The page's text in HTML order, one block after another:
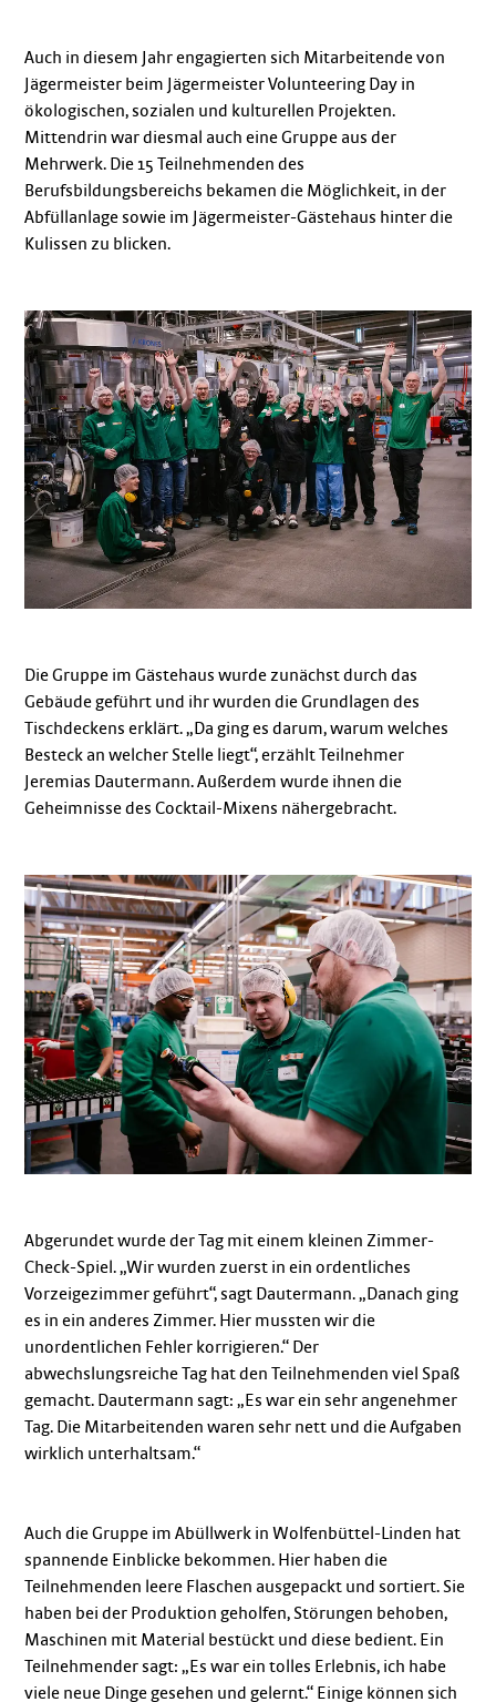
Auch in diesem Jahr engagierten sich Mitarbeitende von
Jägermeister beim Jägermeister Volunteering Day in
ökologischen, sozialen und kulturellen Projekten.
Mittendrin war diesmal auch eine Gruppe aus der
Mehrwerk. Die 15 Teilnehmenden des
Berufsbildungsbereichs bekamen die Möglichkeit, in der
Abfüllanlage sowie im Jägermeister-Gästehaus hinter die
Kulissen zu blicken.
Die Gruppe im Gästehaus wurde zunächst durch das
Gebäude geführt und ihr wurden die Grundlagen des
Tischdeckens erklärt. „Da ging es darum, warum welches
Besteck an welcher Stelle liegt“, erzählt Teilnehmer
Jeremias Dautermann. Außerdem wurde ihnen die
Geheimnisse des Cocktail-Mixens nähergebracht.
Abgerundet wurde der Tag mit einem kleinen Zimmer-
Check-Spiel. „Wir wurden zuerst in ein ordentliches
Vorzeigezimmer geführt“, sagt Dautermann. „Danach ging
es in ein anderes Zimmer. Hier mussten wir die
unordentlichen Fehler korrigieren.“ Der
abwechslungsreiche Tag hat den Teilnehmenden viel Spaß
gemacht. Dautermann sagt: „Es war ein sehr angenehmer
Tag. Die Mitarbeitenden waren sehr nett und die Aufgaben
wirklich unterhaltsam.“
Auch die Gruppe im Abüllwerk in Wolfenbüttel-Linden hat
spannende Einblicke bekommen. Hier haben die
Teilnehmenden leere Flaschen ausgepackt und sortiert. Sie
haben bei der Produktion geholfen, Störungen behoben,
Maschinen mit Material bestückt und diese bedient. Ein
Teilnehmender sagt: „Es war ein tolles Erlebnis, ich habe
viele neue Dinge gesehen und gelernt.“ Einige können sich